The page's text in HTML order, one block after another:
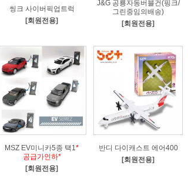
씽크 사이버픽업트럭
[회원전용]
J&G 공룡자동버블건(핑크/
그린중임의배송)
[회원전용]
MSZ EV미니카5종 택1*
공급가인하*
[회원전용]
반디 다이캐스트 에어400
[회원전용]